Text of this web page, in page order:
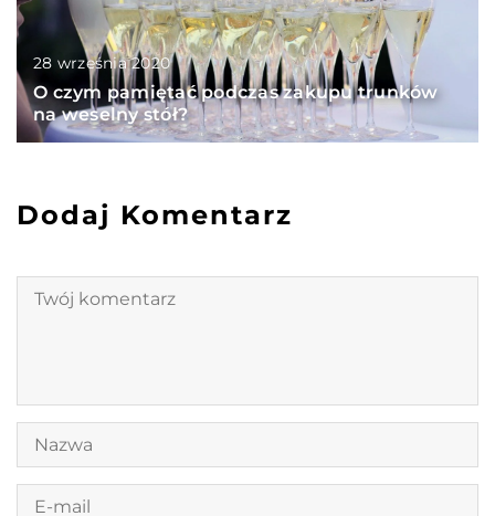
28 września 2020
O czym pamiętać podczas zakupu trunków
na weselny stół?
Dodaj Komentarz